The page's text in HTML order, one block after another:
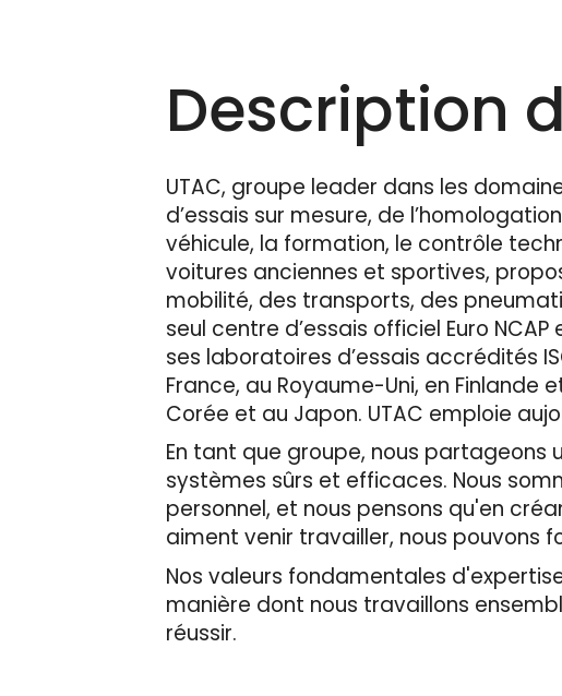
Description
UTAC, groupe leader dans les
d’essais sur mesure, de
véhicule, la formation, le contrôle
voitures anciennes et sportives,
mobilité, des transports, des
seul centre d’essais officiel Euro
ses laboratoires d’essais accrédités
France, au Royaume-Uni, en Finlande
Corée et au Japon. UTAC emploie
En tant que groupe, nous partageons
systèmes sûrs et efficaces. Nous
personnel, et nous pensons qu'en
aiment venir travailler, nous pouvons
Nos valeurs fondamentales
manière dont nous travaillons
réussir.